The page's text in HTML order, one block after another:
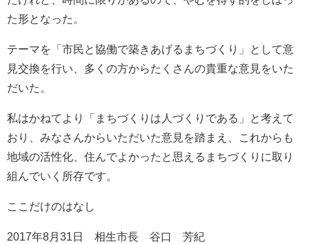
た形となった。
テーマを「市民と協働で築きあげるまちづくり」として意
見交換を行い、多くの方からたくさんの貴重な意見をいた
だいた。
私はかねてより「まちづくりは人づくりである」と考えて
おり、みなさんからいただいた意見を踏まえ、これからも
地域の活性化、住んでよかったと思えるまちづくりに取り
組んでいく所存です。
ここだけのはなし
2017年8月31日 相生市長 谷口 芳紀